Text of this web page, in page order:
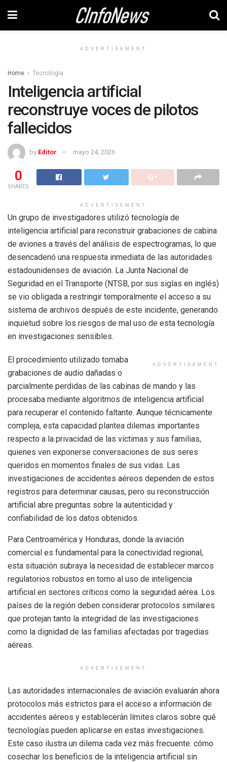
ADVERTISEMENT
Home Tecnología
Inteligencia artificial
reconstruye voces de pilotos
fallecidos
by Editor mayo 24, 2026
0
SHARES
ADVERTISEMENT
Un grupo de investigadores utilizó tecnología de
inteligencia artificial para reconstruir grabaciones de cabina
de aviones a través del análisis de espectrogramas, lo que
desencadenó una respuesta inmediata de las autoridades
estadounidenses de aviación. La Junta Nacional de
Seguridad en el Transporte (NTSB, por sus siglas en inglés)
se vio obligada a restringir temporalmente el acceso a su
sistema de archivos después de este incidente, generando
inquietud sobre los riesgos de mal uso de esta tecnología
en investigaciones sensibles.
ADVERTISEMENT
El procedimiento utilizado tomaba
grabaciones de audio dañadas o
parcialmente perdidas de las cabinas de mando y las
procesaba mediante algoritmos de inteligencia artificial
para recuperar el contenido faltante. Aunque técnicamente
compleja, esta capacidad plantea dilemas importantes
respecto a la privacidad de las víctimas y sus familias,
quienes ven exponerse conversaciones de sus seres
queridos en momentos finales de sus vidas. Las
investigaciones de accidentes aéreos dependen de estos
registros para determinar causas, pero su reconstrucción
artificial abre preguntas sobre la autenticidad y
confiabilidad de los datos obtenidos.
Para Centroamérica y Honduras, donde la aviación
comercial es fundamental para la conectividad regional,
esta situación subraya la necesidad de establecer marcos
regulatorios robustos en torno al uso de inteligencia
artificial en sectores críticos como la seguridad aérea. Los
países de la región deben considerar protocolos similares
que protejan tanto la integridad de las investigaciones
como la dignidad de las familias afectadas por tragedias
aéreas.
ADVERTISEMENT
Las autoridades internacionales de aviación evaluarán ahora
protocolos más estrictos para el acceso a información de
accidentes aéreos y establecerán límites claros sobre qué
tecnologías pueden aplicarse en estas investigaciones.
Este caso ilustra un dilema cada vez más frecuente: cómo
cosechar los beneficios de la inteligencia artificial sin